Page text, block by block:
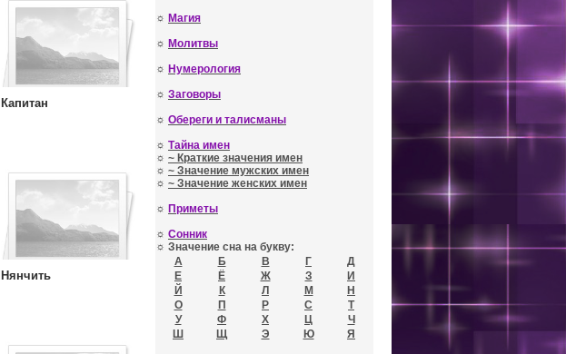
Капитан
Нянчить
☼ Магия
☼ Молитвы
☼ Нумерология
☼ Заговоры
☼ Обереги и талисманы
☼ Тайна имен
☼ ~ Краткие значения имен
☼ ~ Значение мужских имен
☼ ~ Значение женских имен
☼ Приметы
☼ Сонник
☼ Значение сна на букву:
А
Б В Г
Д
Е
Ё Ж З
И
Й
К Л М
Н
О
П Р С
Т
У
Ф Х Ц
Ч
Ш
Щ Э Ю Я